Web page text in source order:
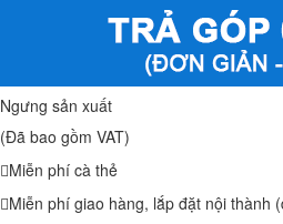
Ngưng sản xuất
(Đã bao gồm VAT)
Miễn phí cà thẻ
Miễn phí giao hàng, lắp đặt nội thành